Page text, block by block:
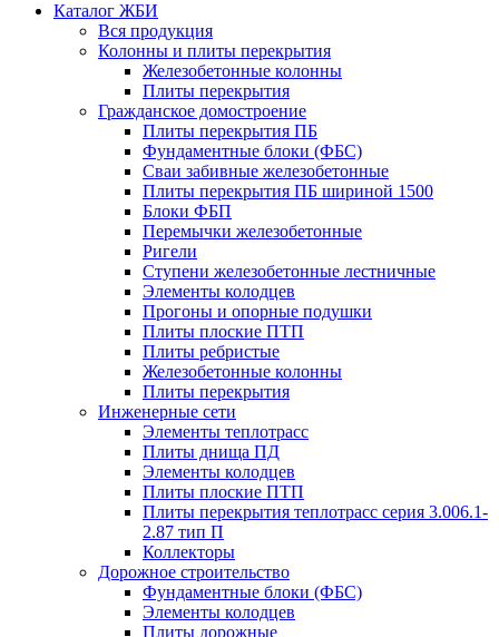
Каталог ЖБИ
Вся продукция
Колонны и плиты перекрытия
Железобетонные колонны
Плиты перекрытия
Гражданское домостроение
Плиты перекрытия ПБ
Фундаментные блоки (ФБС)
Сваи забивные железобетонные
Плиты перекрытия ПБ шириной 1500
Блоки ФБП
Перемычки железобетонные
Ригели
Ступени железобетонные лестничные
Элементы колодцев
Прогоны и опорные подушки
Плиты плоские ПТП
Плиты ребристые
Железобетонные колонны
Плиты перекрытия
Инженерные сети
Элементы теплотрасс
Плиты днища ПД
Элементы колодцев
Плиты плоские ПТП
Плиты перекрытия теплотрасс серия 3.006.1-
2.87 тип П
Коллекторы
Дорожное строительство
Фундаментные блоки (ФБС)
Элементы колодцев
Плиты дорожные